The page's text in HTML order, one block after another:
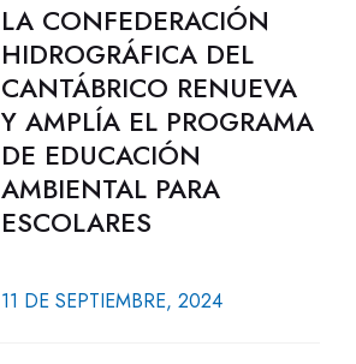
LA CONFEDERACIÓN
HIDROGRÁFICA DEL
CANTÁBRICO RENUEVA
Y AMPLÍA EL PROGRAMA
DE EDUCACIÓN
AMBIENTAL PARA
ESCOLARES
11 DE SEPTIEMBRE, 2024